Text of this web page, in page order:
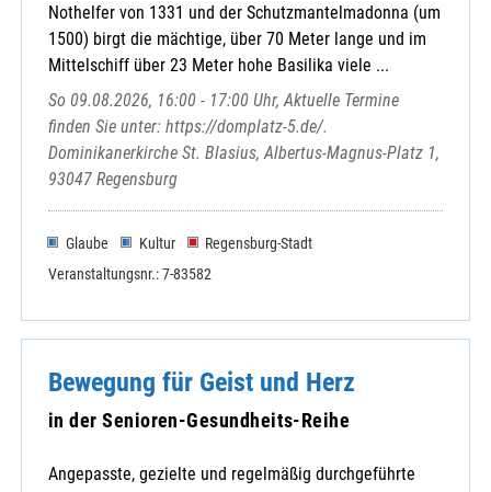
Nothelfer von 1331 und der Schutzmantelmadonna (um
1500) birgt die mächtige, über 70 Meter lange und im
Mittelschiff über 23 Meter hohe Basilika viele ...
So 09.08.2026, 16:00 - 17:00 Uhr, Aktuelle Termine
finden Sie unter: https://domplatz-5.de/.
Dominikanerkirche St. Blasius, Albertus-Magnus-Platz 1,
93047 Regensburg
Glaube Kultur
Regensburg-Stadt
Veranstaltungsnr.: 7-83582
Bewegung für Geist und Herz
in der Senioren-Gesundheits-Reihe
Angepasste, gezielte und regelmäßig durchgeführte